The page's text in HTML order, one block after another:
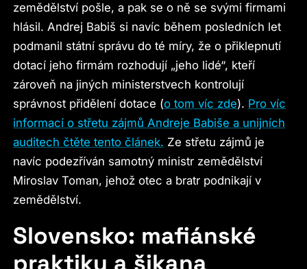
zemědělství pošle, a pak se o ně se svými firmami
hlásil. Andrej Babiš si navíc během posledních let
podmanil státní správu do té míry, že o přiklepnutí
dotací jeho firmám rozhodují „jeho lidé“, kteří
zároveň na jiných ministerstvech kontrolují
správnost přidělení dotace (o tom víc zde). Pro víc
informací o střetu zájmů Andreje Babiše a unijních
auditech čtěte tento článek. Ze střetu zájmů je
navíc podezříván samotný ministr zemědělství
Miroslav Toman, jehož otec a bratr podnikají v
zemědělství.
Slovensko: mafiánské
praktiky a šikana